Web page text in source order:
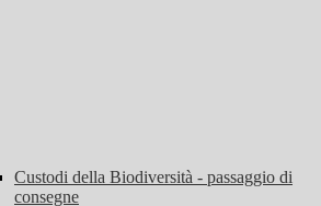
Custodi della Biodiversità - passaggio di
consegne